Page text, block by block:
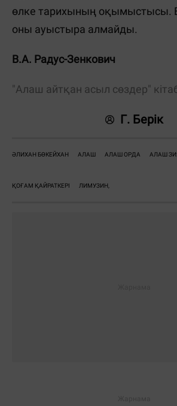
өлке тарихының оқымыстысы.
оны ауыстыра алмайды.
В.А. Радус-Зенкович
"Алаш айтқан асыл сөздер"
Г. Берік
ӘЛИХАН БӨКЕЙХАН АЛАШ АЛАШ ОРДА АЛАШ
ҚОҒАМ ҚАЙРАТКЕРІ ЛИМУЗИН,